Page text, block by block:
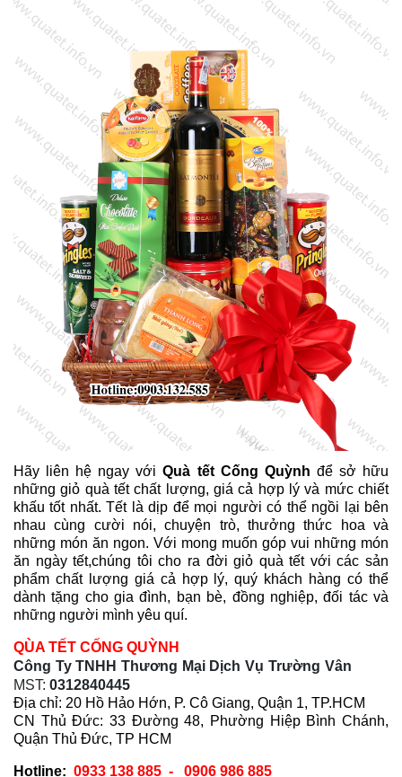
Hãy liên hệ ngay vớiQuà tết Cống Quỳnh để sở hữu
những giỏ quà tết chất lượng, giá cả hợp lý và mức chiết
khấu tốt nhất. Tết là dịp để mọi người có thể ngồi lại bên
nhau cùng cười nói, chuyện trò, thưởng thức hoa và
những món ăn ngon. Với mong muốn góp vui những món
ăn ngày tết,chúng tôi cho ra đời giỏ quà tết với các sản
phẩm chất lượng giá cả hợp lý, quý khách hàng có thể
dành tặng cho gia đình, bạn bè, đồng nghiệp, đối tác và
những người mình yêu quí.
QÙA TẾT CỐNG QUỲNH
Công Ty TNHH Thương Mại Dịch Vụ Trường Vân
MST: 0312840445
Địa chỉ: 20 Hồ Hảo Hớn, P. Cô Giang, Quận 1, TP.HCM
CN Thủ Đức: 33 Đường 48, Phường Hiệp Bình Chánh,
Quận Thủ Đức, TP HCM
Hotline: 0933 138 885 - 0906 986 885